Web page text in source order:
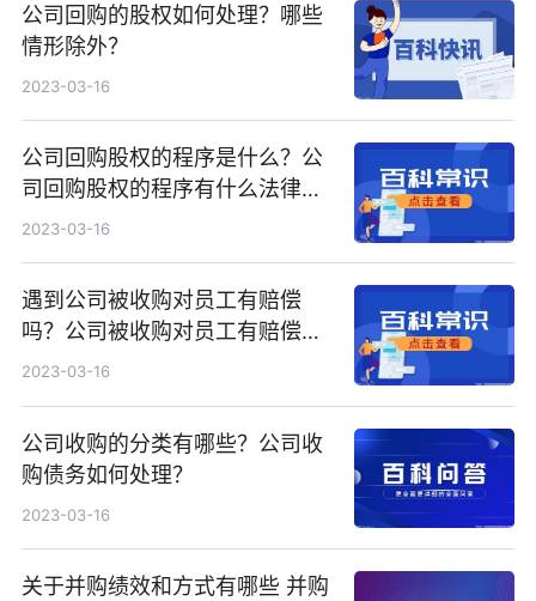
公司回购的股权如何处理？哪些
情形除外？
2023-03-16
公司回购股权的程序是什么？公
司回购股权的程序有什么法律依
据？
2023-03-16
遇到公司被收购对员工有赔偿
吗？公司被收购对员工有赔偿有
什么法律依据？
2023-03-16
公司收购的分类有哪些？公司收
购债务如何处理？
2023-03-16
关于并购绩效和方式有哪些 并购